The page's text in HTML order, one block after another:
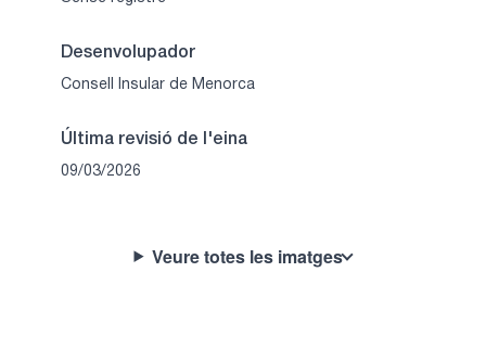
Desenvolupador
Consell Insular de Menorca
Última revisió de l'eina
09/03/2026
Veure totes les imatges